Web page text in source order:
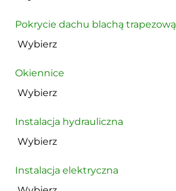
Pokrycie dachu blachą trapezową
Okiennice
Instalacja hydrauliczna
Instalacja elektryczna